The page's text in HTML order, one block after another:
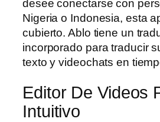
desee conectarse con
Nigeria o Indonesia, esta
cubierto. Ablo tiene un
incorporado para traducir
texto y videochats en
Editor De Videos
Intuitivo